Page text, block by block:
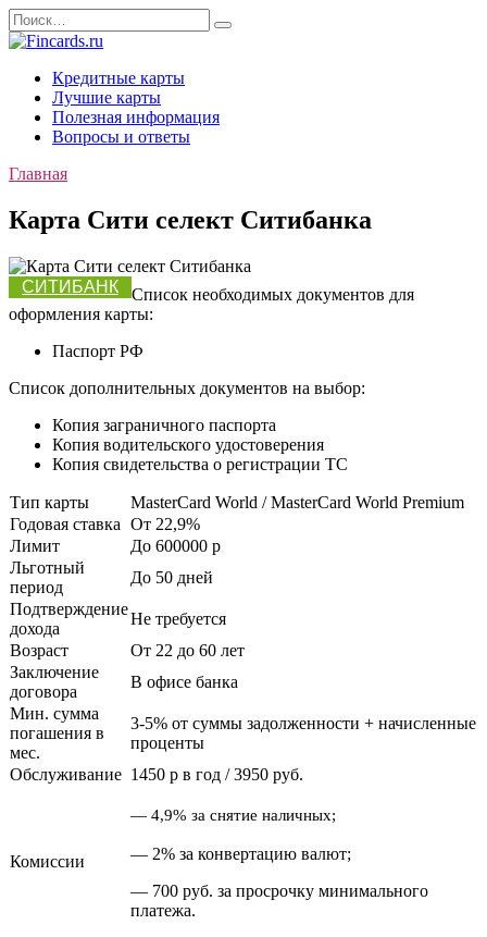
Перейти
к
Search
for:
Кредитные карты
Лучшие карты
Полезная информация
Вопросы и ответы
Главная
Карта Сити селект Ситибанка
СИТИБАНК
Список необходимых документов для
оформления карты:
Паспорт РФ
Список дополнительных документов на выбор:
Копия заграничного паспорта
Копия водительского удостоверения
Копия свидетельства о регистрации ТС
Тип карты
MasterCard World / MasterCard World Premium
Годовая ставка От 22,9%
Лимит
До 600000 p
Льготный
период
До 50 дней
Подтверждение
дохода
Не требуется
Возраст
От 22 до 60 лет
Заключение
договора
В офисе банка
Мин. сумма
погашения в
мес.
3-5% от суммы задолженности + начисленные
проценты
Обслуживание 1450 p в год / 3950 руб.
Комиссии
— 4,9% за снятие наличных;
— 2% за конвертацию валют;
— 700 руб. за просрочку минимального
платежа.